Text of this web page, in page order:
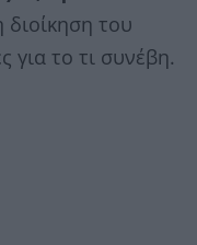
διοίκηση του
για το τι συνέβη.